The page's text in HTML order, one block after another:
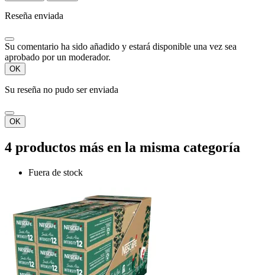
Reseña enviada
Su comentario ha sido añadido y estará disponible una vez sea
aprobado por un moderador.
OK
Su reseña no pudo ser enviada
OK
4 productos más en la misma categoría
Fuera de stock